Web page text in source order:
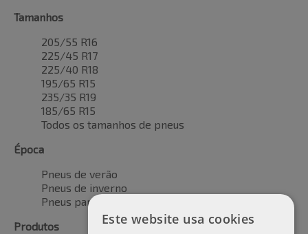
Tamanhos
205/55 R16
225/45 R17
225/40 R18
195/65 R15
235/35 R19
185/65 R15
Todos os tamanhos de pneus
Época
Pneus de verão
Pneus de inverno
Pneus para todas as estações
Produtos
Este website usa cookies